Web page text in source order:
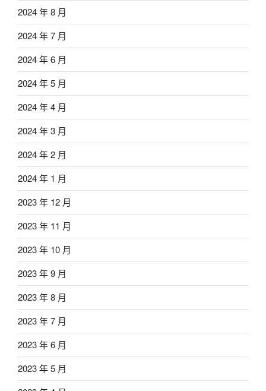
2024 年 8 月
2024 年 7 月
2024 年 6 月
2024 年 5 月
2024 年 4 月
2024 年 3 月
2024 年 2 月
2024 年 1 月
2023 年 12 月
2023 年 11 月
2023 年 10 月
2023 年 9 月
2023 年 8 月
2023 年 7 月
2023 年 6 月
2023 年 5 月